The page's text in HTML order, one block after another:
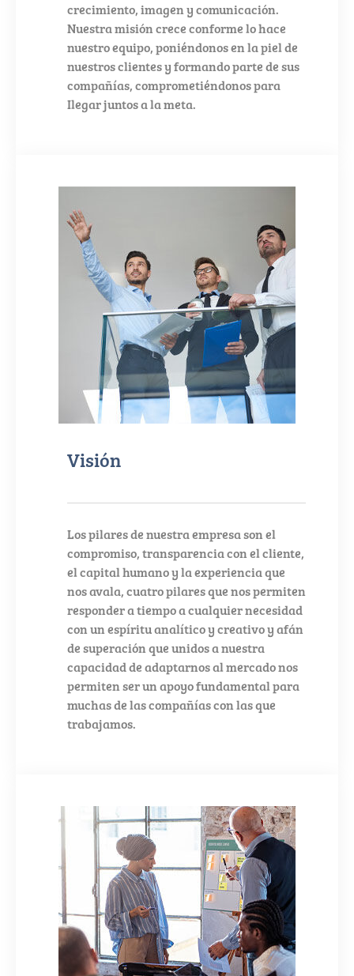
crecimiento, imagen y comunicación.
Nuestra misión crece conforme lo hace
nuestro equipo, poniéndonos en la piel de
nuestros clientes y formando parte de sus
compañías, comprometiéndonos para
Ilegar juntos a la meta.
Visión
Los pilares de nuestra empresa son el
compromiso, transparencia con el cliente,
el capital humano y la experiencia que
nos avala, cuatro pilares que nos permiten
responder a tiempo a cualquier necesidad
con un espíritu analítico y creativo y afán
de superación que unidos a nuestra
capacidad de adaptarnos al mercado nos
permiten ser un apoyo fundamental para
muchas de las compañías con las que
trabajamos.